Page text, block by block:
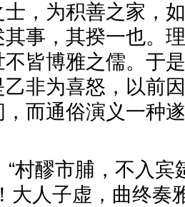
，为积善之家，
事，其揆一也。
皆博雅之儒。于
非为喜怒，以前
而通俗演义一种
“村醪市脯，不入宾
大人子虚，曲终奏